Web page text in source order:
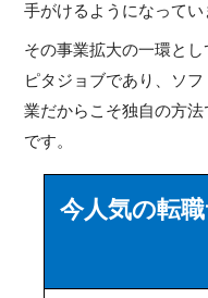
手がけるようになってい
その事業拡大の一環と
ピタジョブであり、ソ
業だからこそ独自の方
です。
今人気の転